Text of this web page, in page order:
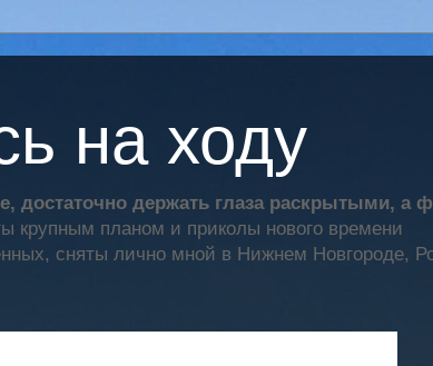
на ходу
достаточно держать глаза раскрытыми, а
крупным планом и приколы нового времени
сняты лично мной в Нижнем Новгороде,